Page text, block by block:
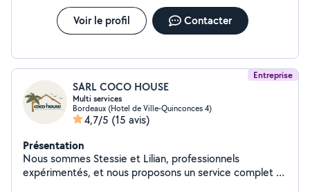
Voir le profil Contacter
Entreprise
SARL COCO HOUSE
Multi services
Bordeaux (Hotel de Ville-Quinconces 4)
4,7/5 (15 avis)
Présentation
Nous sommes Stessie et Lilian, professionnels
expérimentés, et nous proposons un service complet et